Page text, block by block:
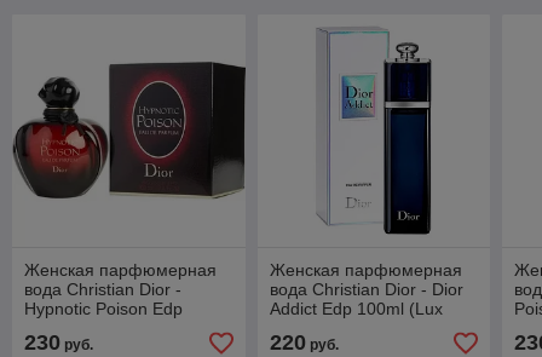
Женская парфюмерная
вода Christian Dior -
Hypnotic Poison Edp
100ml (Lux Europe A+D)
230 руб.
Женская парфюмерная
вода Christian Dior - Dior
Addict Edp 100ml (Lux
220руб.